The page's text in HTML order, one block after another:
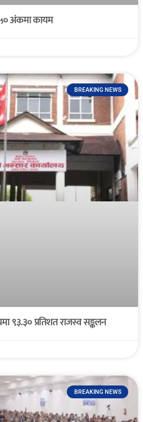
अंकमा कायम
BREAKING NEWS
९३.३० प्रतिशत राजस्व सङ्कलन
BREAKING NEWS